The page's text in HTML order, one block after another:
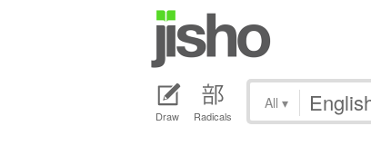
Draw Radicals
All ▾